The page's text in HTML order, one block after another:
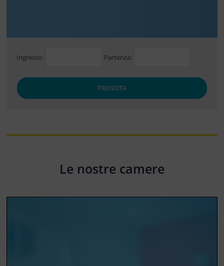
Ingresso: Partenza:
PRENOTA
Le nostre camere